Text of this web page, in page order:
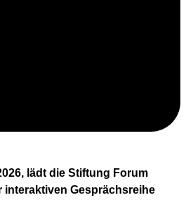
lädt die Stiftung Forum
interaktiven Gesprächsreihe